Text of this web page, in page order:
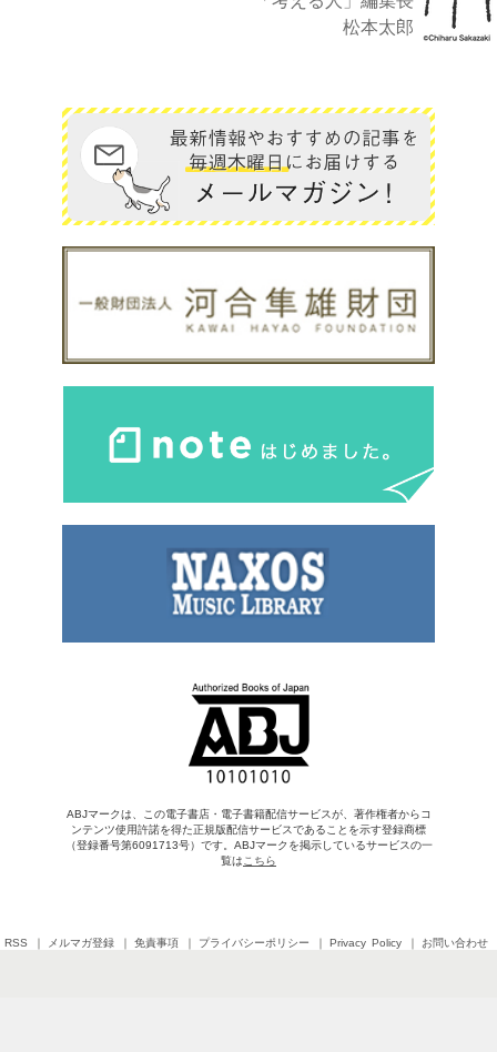
松本太郎
ABJマークは、この電子書店・電子書籍配信サービスが、著作権者からコ
ンテンツ使用許諾を得た正規版配信サービスであることを示す登録商標
（登録番号第6091713号）です。ABJマークを掲示しているサービスの一
覧は こちら
RSS メルマガ登録 免責事項 プライバシーポリシー Privacy Policy お問い合わせ